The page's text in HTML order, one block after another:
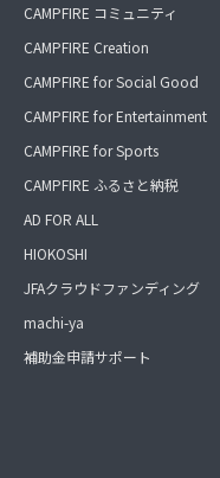
CAMPFIRE コミュニティ
CAMPFIRE Creation
CAMPFIRE for Social Good
CAMPFIRE for Entertainment
CAMPFIRE for Sports
CAMPFIRE ふるさと納税
AD FOR ALL
HIOKOSHI
JFAクラウドファンディング
machi-ya
補助金申請サポート